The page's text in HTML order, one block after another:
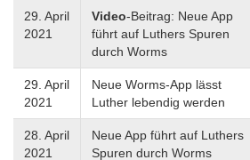
29. April
2021
Video-Beitrag: Neue App
führt auf Luthers Spuren
durch Worms
29. April
2021
Neue Worms-App lässt
Luther lebendig werden
28. April
2021
Neue App führt auf Luthers
Spuren durch Worms